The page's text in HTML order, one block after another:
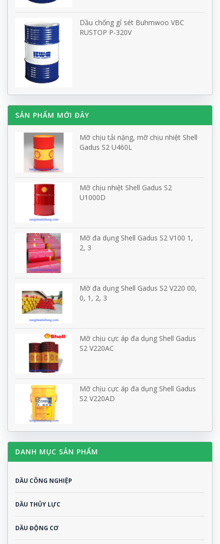
Dầu chống gỉ sét Buhmwoo VBC
RUSTOP P-320V
SẢN PHẨM MỚI ĐÂY
Mỡ chịu tải nặng, mỡ chịu nhiệt Shell
Gadus S2 U460L
Mỡ chịu nhiệt Shell Gadus S2
U1000D
Mỡ đa dụng Shell Gadus S2 V100 1,
2, 3
Mỡ đa dụng Shell Gadus S2 V220 00,
0, 1, 2, 3
Mỡ chịu cực áp đa dụng Shell Gadus
S2 V220AC
Mỡ chịu cực áp đa dụng Shell Gadus
S2 V220AD
DANH MỤC SẢN PHẨM
DẦU CÔNG NGHIỆP
DẦU THỦY LỰC
DẦU ĐỘNG CƠ